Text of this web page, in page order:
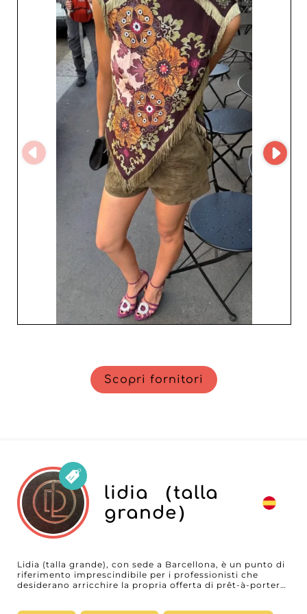
facilmente attraverso il loro vasto catalogo
regolarmente aggiornato, rappresentando un vantaggio
significativo per risparmiare tempo e ottimizzare la
selezione dei prodotti. Scegliere Lily Rose Madrid SL
significa optare per l'affidabilità e la qualità. I rivenditori
non solo hanno accesso a una collezione di
abbigliamento che si distingue per design e durabilità,
ma anche la certezza di una logistica sapientemente
orchestrata, eliminando qualsiasi preoccupazione di
rifornimento. Inoltre, la loro posizione strategica in
Spagna garantisce una distribuzione rapida in tutta
Europa, un vantaggio indiscutibile per qualsiasi azienda
che cerca di mantenere un approvvigionamento
costante e di qualità. Infine, il team di Lily Rose Madrid
SL si distingue per il suo servizio clienti proattivo e
dedicato, pronto ad assistere i professionisti nei loro
acquisti e a offrire consigli personalizzati, rafforzando
ulteriormente il loro status di alleato di fiducia nel
settore dell'abbigliamento femminile. Per coloro che
desiderano ampliare la loro offerta con pezzi che
catturano e ispirano, Lily Rose Madrid SL è l'indirizzo
Scopri fornitori
lidia （talla
grande）
Lidia (talla grande), con sede a Barcellona, è un punto di
riferimento imprescindibile per i professionisti che
desiderano arricchire la propria offerta di prêt-à-porter